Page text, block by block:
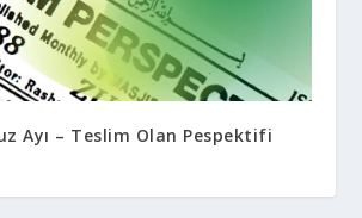
Ayı – Teslim Olan Pespektifi